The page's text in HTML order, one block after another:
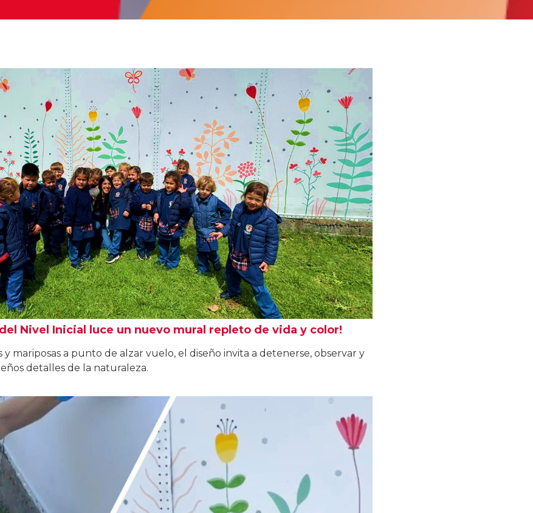
Nivel Inicial luce un nuevo mural repleto de vida y color!
y mariposas a punto de alzar vuelo, el diseño invita a detenerse, observar y
detalles de la naturaleza.